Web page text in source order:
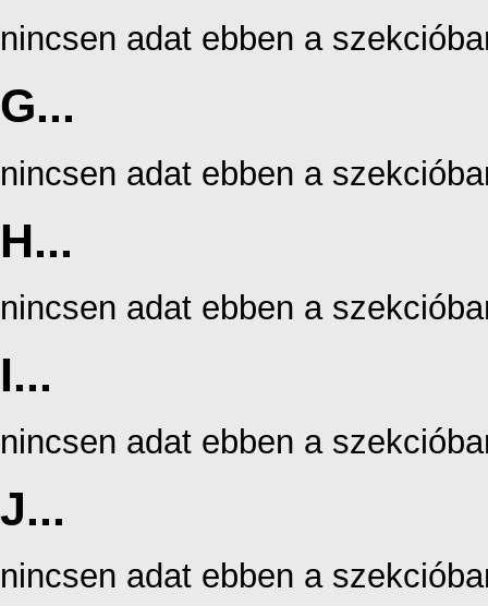
nincsen adat ebben a
G...
nincsen adat ebben a
H...
nincsen adat ebben a
I...
nincsen adat ebben a
J...
nincsen adat ebben a